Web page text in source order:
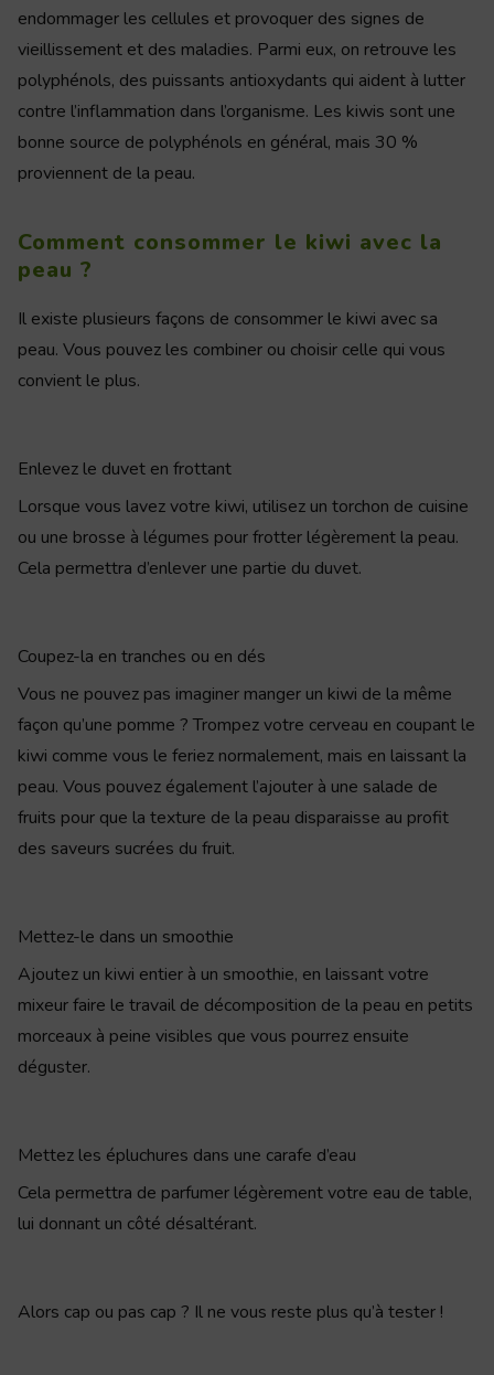
endommager les cellules et provoquer des signes de
vieillissement et des maladies. Parmi eux, on retrouve les
polyphénols, des puissants antioxydants qui aident à lutter
contre l’inflammation dans l’organisme. Les kiwis sont une
bonne source de polyphénols en général, mais 30 %
proviennent de la peau.
Comment consommer le kiwi avec la
peau ?
Il existe plusieurs façons de consommer le kiwi avec sa
peau. Vous pouvez les combiner ou choisir celle qui vous
convient le plus.
Enlevez le duvet en frottant
Lorsque vous lavez votre kiwi, utilisez un torchon de cuisine
ou une brosse à légumes pour frotter légèrement la peau.
Cela permettra d’enlever une partie du duvet.
Coupez-la en tranches ou en dés
Vous ne pouvez pas imaginer manger un kiwi de la même
façon qu’une pomme ? Trompez votre cerveau en coupant le
kiwi comme vous le feriez normalement, mais en laissant la
peau. Vous pouvez également l’ajouter à une salade de
fruits pour que la texture de la peau disparaisse au profit
des saveurs sucrées du fruit.
Mettez-le dans un smoothie
Ajoutez un kiwi entier à un smoothie, en laissant votre
mixeur faire le travail de décomposition de la peau en petits
morceaux à peine visibles que vous pourrez ensuite
déguster.
Mettez les épluchures dans une carafe d’eau
Cela permettra de parfumer légèrement votre eau de table,
lui donnant un côté désaltérant.
Alors cap ou pas cap ? Il ne vous reste plus qu’à tester !